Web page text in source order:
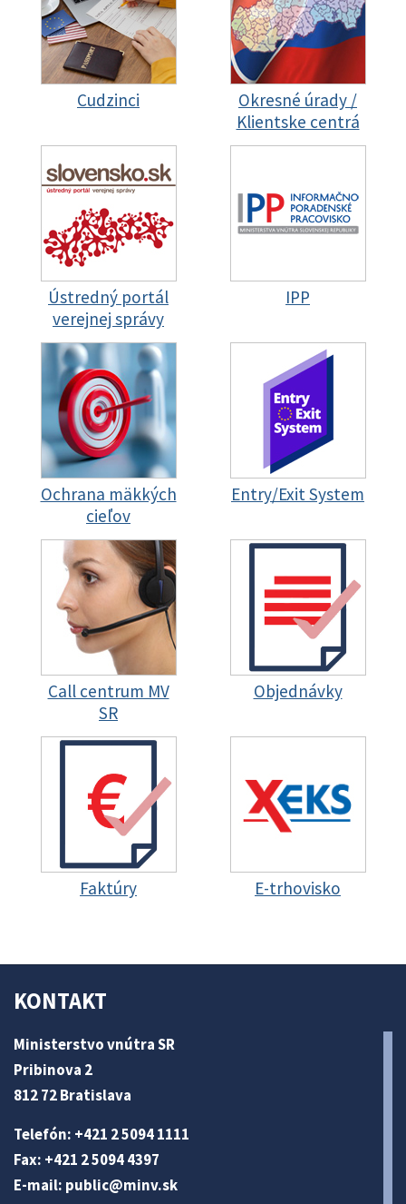
Cudzinci
Okresné úrady /
Klientske centrá
Ústredný portál
verejnej správy
IPP
Ochrana mäkkých
cieľov
Entry/Exit System
Call centrum MV
SR
Objednávky
Faktúry E-trhovisko
KONTAKT
Ministerstvo vnútra SR
Pribinova 2
812 72 Bratislava
Telefón: +421 2 5094 1111
Fax: +421 2 5094 4397
E-mail: public@minv.sk